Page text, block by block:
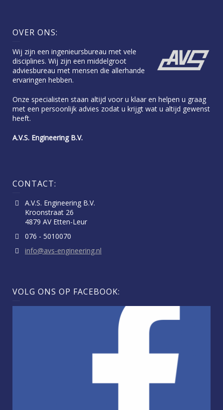
OVER ONS:
Wij zijn een ingenieursbureau met vele
disciplines. Wij zijn een middelgroot
adviesbureau met mensen die allerhande
ervaringen hebben.
Onze specialisten staan altijd voor u klaar en helpen u graag
met een persoonlijk advies zodat u krijgt wat u altijd gewenst
heeft.
A.V.S. Engineering B.V.
CONTACT:
A.V.S. Engineering B.V.
Kroonstraat 26
4879 AV Etten-Leur
076 - 5010070
info@avs-engineering.nl
VOLG ONS OP FACEBOOK: